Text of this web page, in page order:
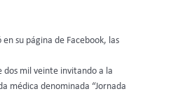
en su página de Facebook, las
dos mil veinte invitando a la
médica denominada “Jornada